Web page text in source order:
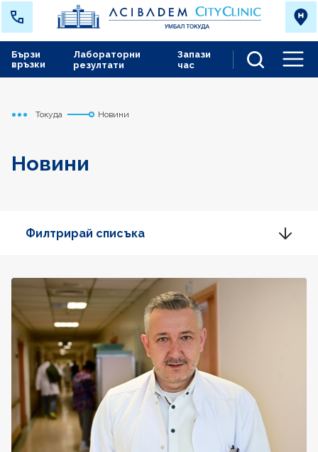
Лабораторни
резултати
Запази
час
Бързи
връзки
Начало
Токуда Новини
Новини
Филтрирай списъка